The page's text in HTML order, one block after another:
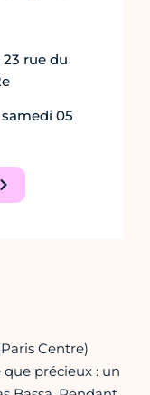
23 rue du
05
Centre)
précieux : un